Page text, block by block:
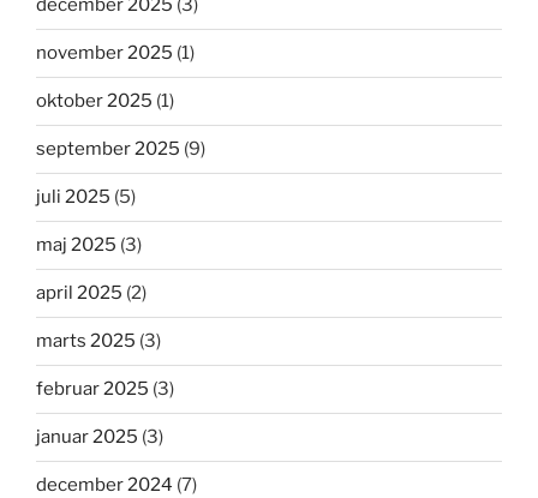
december 2025 (3)
november 2025 (1)
oktober 2025 (1)
september 2025 (9)
juli 2025 (5)
maj 2025 (3)
april 2025 (2)
marts 2025 (3)
februar 2025 (3)
januar 2025 (3)
december 2024 (7)